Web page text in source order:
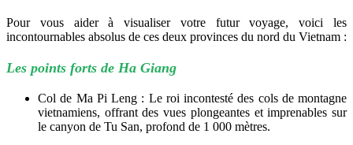
Pour vous aider à visualiser votre futur voyage, voici les
incontournables absolus de ces deux provinces du nord du Vietnam :
Les points forts de Ha Giang
Col de Ma Pi Leng : Le roi incontesté des cols de montagne
vietnamiens, offrant des vues plongeantes et imprenables sur
le canyon de Tu San, profond de 1 000 mètres.